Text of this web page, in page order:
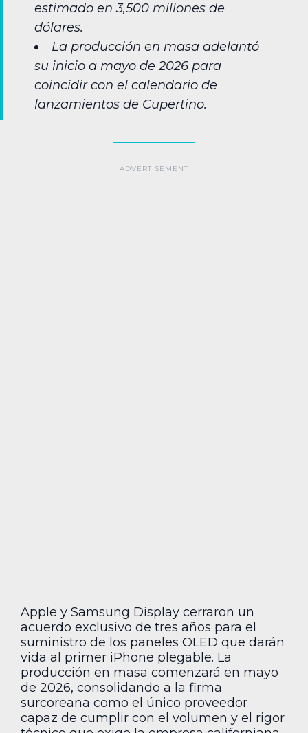
estimado en 3,500 millones de
dólares.
La producción en masa adelantó
su inicio a mayo de 2026 para
coincidir con el calendario de
lanzamientos de Cupertino.
Apple y Samsung Display cerraron un
acuerdo exclusivo de tres años para el
suministro de los paneles OLED que darán
vida al primer iPhone plegable. La
producción en masa comenzará en mayo
de 2026, consolidando a la firma
surcoreana como el único proveedor
capaz de cumplir con el volumen y el rigor